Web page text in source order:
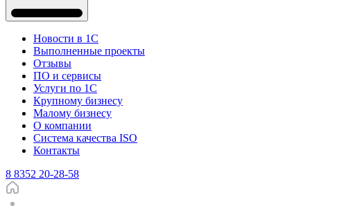
Новости в 1С
Выполненные проекты
Отзывы
ПО и сервисы
Услуги по 1С
Крупному бизнесу
Малому бизнесу
О компании
Система качества ISO
Контакты
8 8352 20-28-58